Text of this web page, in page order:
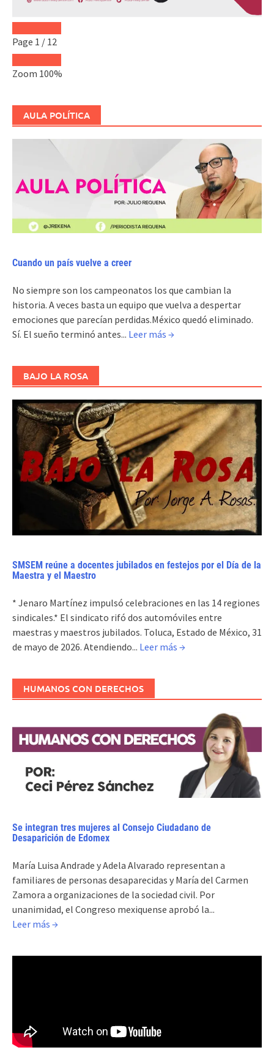
Page 1 / 12
Zoom 100%
AULA POLÍTICA
Cuando un país vuelve a creer
No siempre son los campeonatos los que cambian la
historia. A veces basta un equipo que vuelva a despertar
emociones que parecían perdidas.México quedó eliminado.
Sí. El sueño terminó antes... Leer más →
BAJO LA ROSA
SMSEM reúne a docentes jubilados en festejos por el Día de la
Maestra y el Maestro
* Jenaro Martínez impulsó celebraciones en las 14 regiones
sindicales.* El sindicato rifó dos automóviles entre
maestras y maestros jubilados. Toluca, Estado de México, 31
de mayo de 2026. Atendiendo... Leer más →
HUMANOS CON DERECHOS
Se integran tres mujeres al Consejo Ciudadano de
Desaparición de Edomex
María Luisa Andrade y Adela Alvarado representan a
familiares de personas desaparecidas y María del Carmen
Zamora a organizaciones de la sociedad civil. Por
unanimidad, el Congreso mexiquense aprobó la...
Leer más →